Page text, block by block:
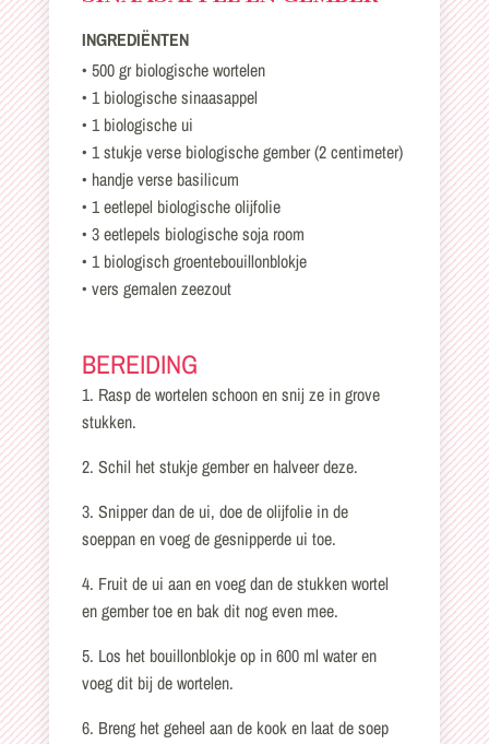
INGREDIËNTEN
• 500 gr biologische wortelen
• 1 biologische sinaasappel
• 1 biologische ui
• 1 stukje verse biologische gember (2 centimeter)
• handje verse basilicum
• 1 eetlepel biologische olijfolie
• 3 eetlepels biologische soja room
• 1 biologisch groentebouillonblokje
• vers gemalen zeezout
BEREIDING
1. Rasp de wortelen schoon en snij ze in grove
stukken.
2. Schil het stukje gember en halveer deze.
3. Snipper dan de ui, doe de olijfolie in de
soeppan en voeg de gesnipperde ui toe.
4. Fruit de ui aan en voeg dan de stukken wortel
en gember toe en bak dit nog even mee.
5. Los het bouillonblokje op in 600 ml water en
voeg dit bij de wortelen.
6. Breng het geheel aan de kook en laat de soep